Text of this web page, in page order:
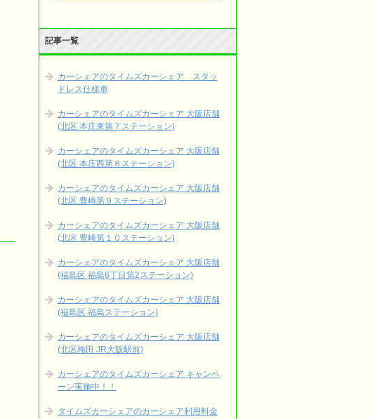
記事一覧
カーシェアのタイムズカーシェア スタッ
ドレス仕様車
カーシェアのタイムズカーシェア 大阪店舗
(北区 本庄東第７ステーション)
カーシェアのタイムズカーシェア 大阪店舗
(北区 本庄西第８ステーション)
カーシェアのタイムズカーシェア 大阪店舗
(北区 豊崎第９ステーション)
カーシェアのタイムズカーシェア 大阪店舗
(北区 豊崎第１０ステーション)
カーシェアのタイムズカーシェア 大阪店舗
(福島区 福島6丁目第2ステーション)
カーシェアのタイムズカーシェア 大阪店舗
(福島区 福島ステーション)
カーシェアのタイムズカーシェア 大阪店舗
(北区梅田 JR大阪駅前)
カーシェアのタイムズカーシェア キャンペ
ーン実施中！！
タイムズカーシェアのカーシェア利用料金